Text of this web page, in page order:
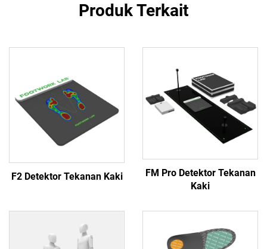
Produk Terkait
F2 Detektor Tekanan Kaki
FM Pro Detektor Tekanan
Kaki